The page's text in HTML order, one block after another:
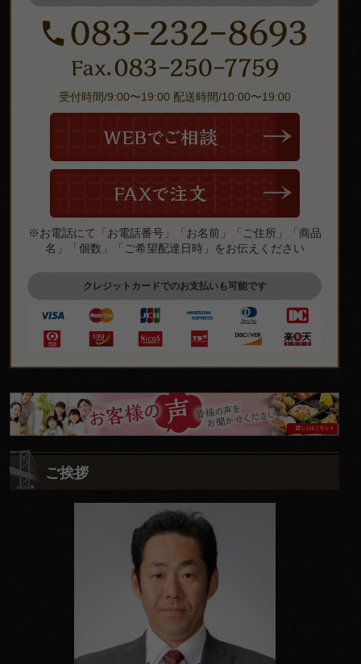
受付時間/9:00〜19:00 配送時間/10:00〜19:00
※お電話にて「お電話番号」「お名前」「ご住所」「商品
名」「個数」「ご希望配達日時」をお伝えください
クレジットカードでのお支払いも可能です
皆
様
の
ご
ご挨拶